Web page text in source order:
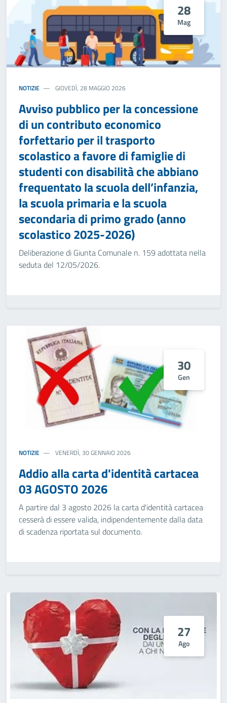
28
Mag
NOTIZIE GIOVEDÌ, 28 MAGGIO 2026
Avviso pubblico per la concessione
di un contributo economico
forfettario per il trasporto
scolastico a favore di famiglie di
studenti con disabilità che abbiano
frequentato la scuola dell’infanzia,
la scuola primaria e la scuola
secondaria di primo grado (anno
scolastico 2025-2026)
Deliberazione di Giunta Comunale n. 159 adottata nella
seduta del 12/05/2026.
30
Gen
NOTIZIE VENERDÌ, 30 GENNAIO 2026
Addio alla carta d'identità cartacea
03 AGOSTO 2026
A partire dal 3 agosto 2026 la carta d'identità cartacea
cesserà di essere valida, indipendentemente dalla data
di scadenza riportata sul documento.
27
Ago